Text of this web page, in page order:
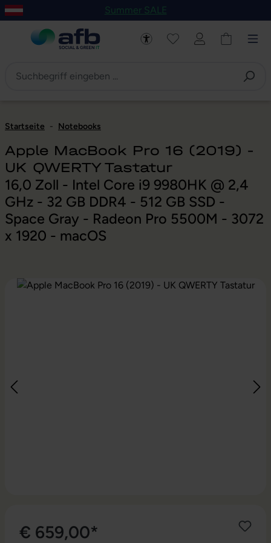
Hauptinhalt springen
Zur Navigation der B2B-Plattform springen
Summer SALE
Startseite - Notebooks
Apple MacBook Pro 16 (2019) -
UK QWERTY Tastatur
16,0 Zoll - Intel Core i9 9980HK @ 2,4
GHz - 32 GB DDR4 - 512 GB SSD -
Space Gray - Radeon Pro 5500M - 3072
x 1920 - macOS
Bildergalerie überspringen
€ 659,00*